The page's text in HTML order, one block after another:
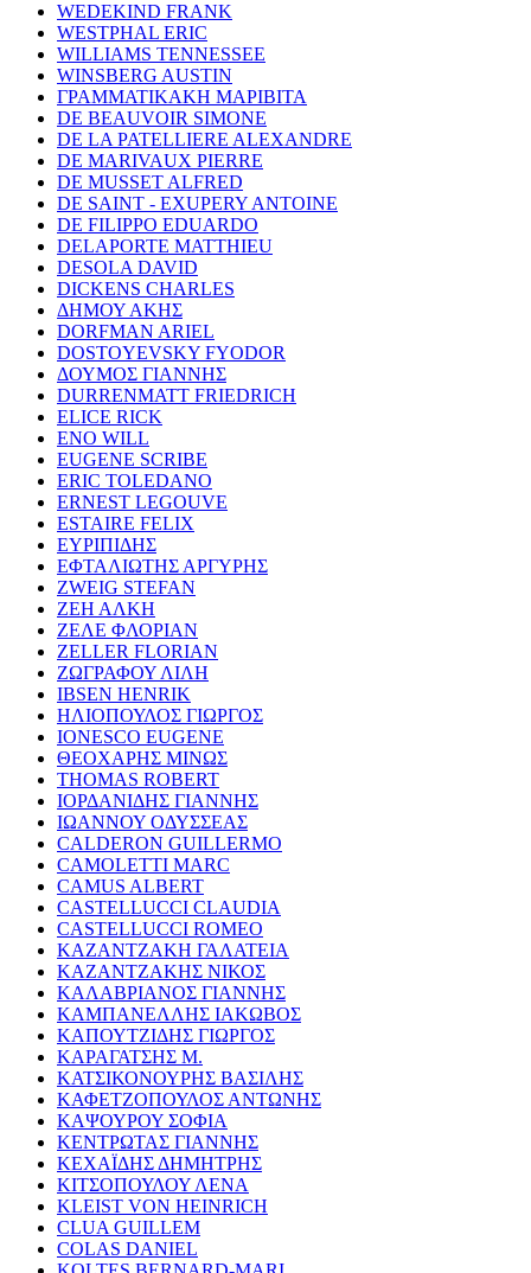
WEDEKIND FRANK
WESTPHAL ERIC
WILLIAMS TENNESSEE
WINSBERG AUSTIN
ΓΡΑΜΜΑΤΙΚΑΚΗ ΜΑΡΙΒΙΤΑ
DE BEAUVOIR SIMONE
DE LA PATELLIERE ALEXANDRE
DE MARIVAUX PIERRE
DE MUSSET ALFRED
DE SAINT - EXUPERY ANTOINE
DE FILIPPO EDUARDO
DELAPORTE MATTHIEU
DESOLA DAVID
DICKENS CHARLES
ΔΗΜΟΥ ΑΚΗΣ
DORFMAN ARIEL
DOSTOYEVSKY FYODOR
ΔΟΥΜΟΣ ΓΙΑΝΝΗΣ
DURRENMATT FRIEDRICH
ELICE RICK
ENO WILL
EUGENE SCRIBE
ERIC TOLEDANO
ERNEST LEGOUVE
ESTAIRE FELIX
ΕΥΡΙΠΙΔΗΣ
ΕΦΤΑΛΙΩΤΗΣ ΑΡΓΥΡΗΣ
ZWEIG STEFAN
ΖΕΗ ΑΛΚΗ
ΖΕΛΕ ΦΛΟΡΙΑΝ
ZELLER FLORIAN
ΖΩΓΡΑΦΟΥ ΛΙΛΗ
IBSEN HENRIK
ΗΛΙΟΠΟΥΛΟΣ ΓΙΩΡΓΟΣ
IONESCO EUGENE
ΘΕΟΧΑΡΗΣ ΜΙΝΩΣ
THOMAS ROBERT
ΙΟΡΔΑΝΙΔΗΣ ΓΙΑΝΝΗΣ
ΙΩΑΝΝΟΥ ΟΔΥΣΣΕΑΣ
CALDERON GUILLERMO
CAMOLETTI MARC
CAMUS ALBERT
CASTELLUCCI CLAUDIA
CASTELLUCCI ROMEO
ΚΑΖΑΝΤΖΑΚΗ ΓΑΛΑΤΕΙΑ
ΚΑΖΑΝΤΖΑΚΗΣ ΝΙΚΟΣ
ΚΑΛΑΒΡΙΑΝΟΣ ΓΙΑΝΝΗΣ
ΚΑΜΠΑΝΕΛΛΗΣ ΙΑΚΩΒΟΣ
ΚΑΠΟΥΤΖΙΔΗΣ ΓΙΩΡΓΟΣ
ΚΑΡΑΓΑΤΣΗΣ Μ.
ΚΑΤΣΙΚΟΝΟΥΡΗΣ ΒΑΣΙΛΗΣ
ΚΑΦΕΤΖΟΠΟΥΛΟΣ ΑΝΤΩΝΗΣ
ΚΑΨΟΥΡΟΥ ΣΟΦΙΑ
ΚΕΝΤΡΩΤΑΣ ΓΙΑΝΝΗΣ
ΚΕΧΑΪΔΗΣ ΔΗΜΗΤΡΗΣ
ΚΙΤΣΟΠΟΥΛΟΥ ΛΕΝΑ
KLEIST VON HEINRICH
CLUA GUILLEM
COLAS DANIEL